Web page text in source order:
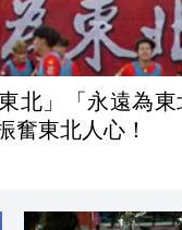
北」「永遠為
奮東北人心！